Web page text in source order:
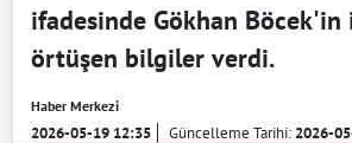
ifadesinde Gökhan Böcek'in
örtüşen bilgiler verdi.
Haber Merkezi
2026-05-19 12:35 Güncelleme Tarihi:2026-